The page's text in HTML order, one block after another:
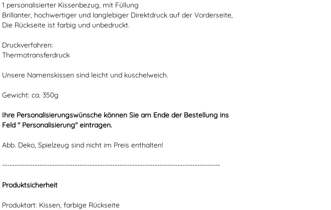
1 personalisierter Kissenbezug, mit Füllung
Brillanter, hochwertiger und langlebiger Direktdruck auf der Vorderseite,
Die Rückseite ist farbig und unbedruckt.
Druckverfahren:
Thermotransferdruck
Unsere Namenskissen sind leicht und kuschelweich.
Gewicht: ca. 350g
Ihre Personalisierungswünsche können Sie am Ende der Bestellung ins
Feld " Personalisierung" eintragen.
Abb. Deko, Spielzeug sind nicht im Preis enthalten!
---------------------------------------------------------------------------------------
Produktsicherheit
Produktart: Kissen, farbige Rückseite